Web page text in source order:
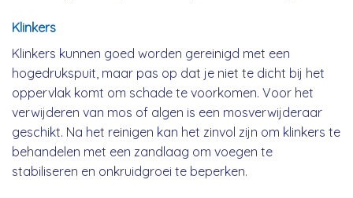
Klinkers
Klinkers kunnen goed worden gereinigd met een
hogedrukspuit, maar pas op dat je niet te dicht bij het
oppervlak komt om schade te voorkomen. Voor het
verwijderen van mos of algen is een mosverwijderaar
geschikt. Na het reinigen kan het zinvol zijn om klinkers te
behandelen met een zandlaag om voegen te
stabiliseren en onkruidgroei te beperken.